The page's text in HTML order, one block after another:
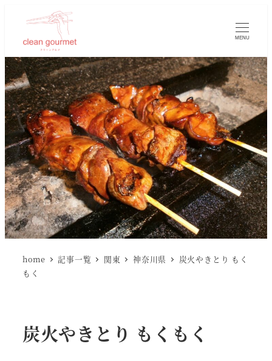
MENU
home 記事一覧 関東 神奈川県
炭火やきとり もく
もく
炭火やきとり もくもく